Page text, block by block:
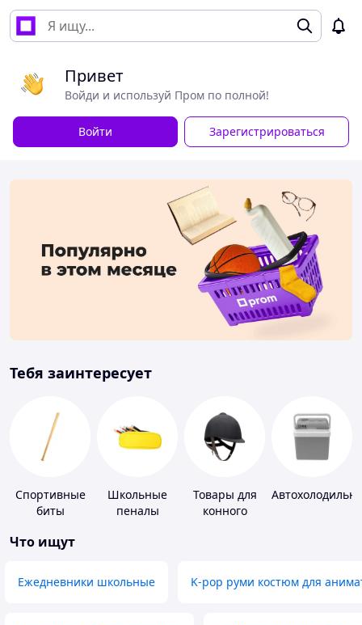
Привет
Войди и используй Пром по полной!
Войти Зарегистрироваться
Тебя заинтересует
Спортивные
биты
Школьные
пеналы
Товары для
конного
Что ищут
Ежедневники школьные K-pop руми костюм для